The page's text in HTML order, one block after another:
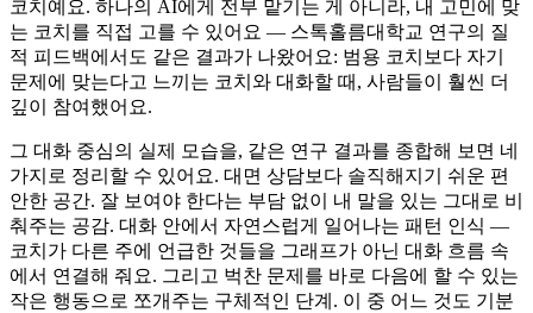
코치예요. 하나의 AI에게 전부 맡기는 게 아니라, 내 고민에 맞
는 코치를 직접 고를 수 있어요 — 스톡홀름대학교 연구의 질
적 피드백에서도 같은 결과가 나왔어요: 범용 코치보다 자기
문제에 맞는다고 느끼는 코치와 대화할 때, 사람들이 훨씬 더
깊이 참여했어요.
그 대화 중심의 실제 모습을, 같은 연구 결과를 종합해 보면 네
가지로 정리할 수 있어요. 대면 상담보다 솔직해지기 쉬운 편
안한 공간. 잘 보여야 한다는 부담 없이 내 말을 있는 그대로 비
춰주는 공감. 대화 안에서 자연스럽게 일어나는 패턴 인식 —
코치가 다른 주에 언급한 것들을 그래프가 아닌 대화 흐름 속
에서 연결해 줘요. 그리고 벅찬 문제를 바로 다음에 할 수 있는
작은 행동으로 쪼개주는 구체적인 단계. 이 중 어느 것도 기분